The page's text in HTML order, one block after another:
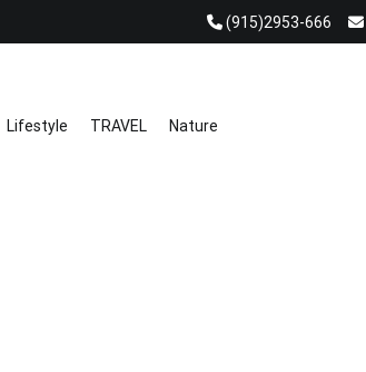
(915)2953-666
Lifestyle TRAVEL Nature